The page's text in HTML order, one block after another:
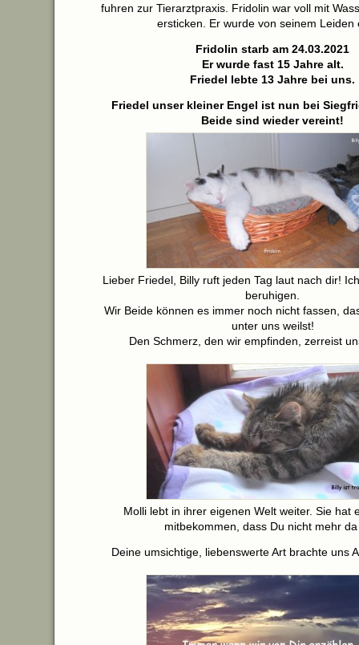
fuhren zur Tierarztpraxis. Fridolin war voll mit
ersticken. Er wurde von seinem Leiden
Fridolin starb am 24.03.2021
Er wurde fast 15 Jahre alt.
Friedel lebte 13 Jahre bei uns.
Friedel unser kleiner Engel ist nun bei
Beide sind wieder vereint!
Lieber Friedel, Billy ruft jeden Tag laut nach dir!
beruhigen.
Wir Beide können es immer noch nicht fassen,
unter uns weilst!
Den Schmerz, den wir empfinden, zerreist
Molli lebt in ihrer eigenen Welt weiter. Sie hat
mitbekommen, dass Du nicht mehr
Deine umsichtige, liebenswerte Art brachte uns